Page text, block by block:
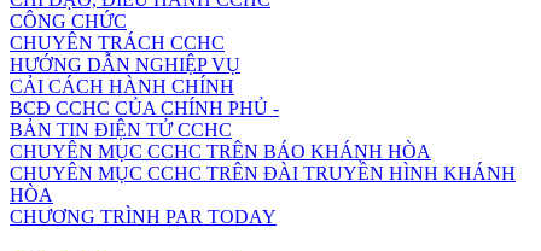
CÔNG CHỨC
CHUYÊN TRÁCH CCHC
HƯỚNG DẪN NGHIỆP VỤ
CẢI CÁCH HÀNH CHÍNH
BCĐ CCHC CỦA CHÍNH PHỦ -
BẢN TIN ĐIỆN TỬ CCHC
CHUYÊN MỤC CCHC TRÊN BÁO KHÁNH HÒA
CHUYÊN MỤC CCHC TRÊN ĐÀI TRUYỀN HÌNH KHÁNH
HÒA
CHƯƠNG TRÌNH PAR TODAY